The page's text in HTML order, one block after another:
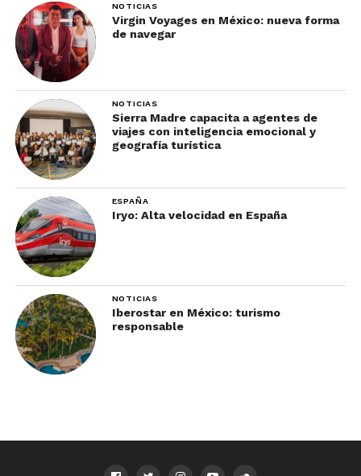
NOTICIAS
Virgin Voyages en México: nueva forma
de navegar
NOTICIAS
Sierra Madre capacita a agentes de
viajes con inteligencia emocional y
geografía turística
ESPAÑA
Iryo: Alta velocidad en España
NOTICIAS
Iberostar en México: turismo
responsable